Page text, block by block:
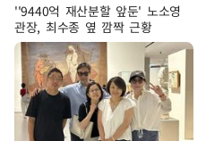
''9440억 재산분할 앞둔' 노소영
관장, 최수종 옆 깜짝 근황